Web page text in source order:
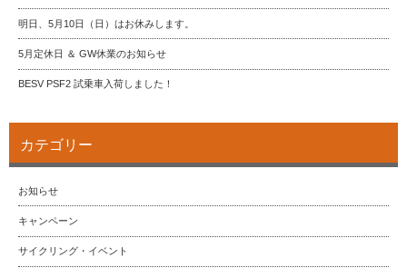
明日、5月10日（日）はお休みします。
5月定休日 ＆ GW休業のお知らせ
BESV PSF2 試乗車入荷しました！
カテゴリー
お知らせ
キャンペーン
サイクリング・イベント